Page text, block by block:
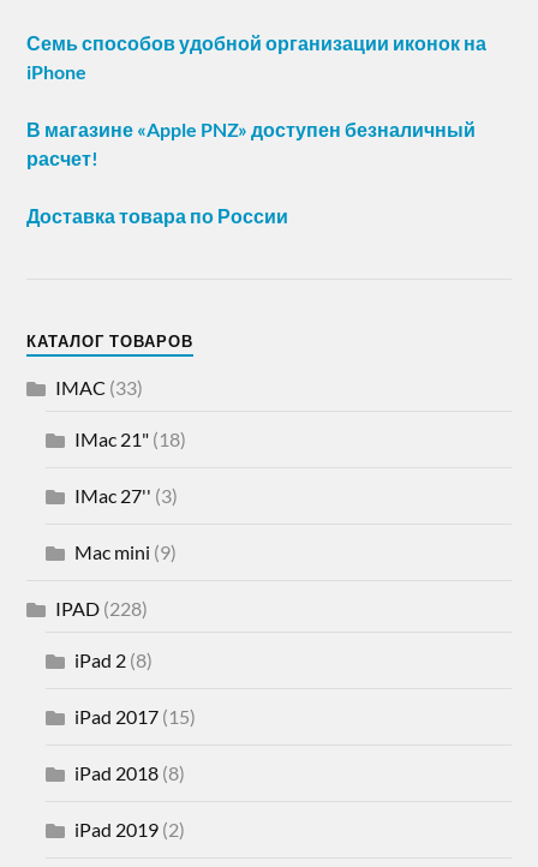
Семь способов удобной организации иконок на
iPhone
В магазине «Apple PNZ» доступен безналичный
расчет!
Доставка товара по России
КАТАЛОГ ТОВАРОВ
IMAC (33)
IMac 21" (18)
IMac 27'' (3)
Mac mini (9)
IPAD (228)
iPad 2 (8)
iPad 2017 (15)
iPad 2018 (8)
iPad 2019 (2)